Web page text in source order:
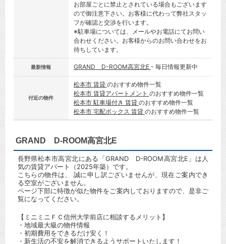
お部屋ごとに禁止とされている場合もございます
ので御注意下さい。お客様に代わって弊社スタッ
フが確認と交渉を行います。
※駐車場については、メールやお電話にてお問い
合わせください。お客様からのお問い合わせをお
待ちしています。
最新情報 GRAND D-ROOM高宮北E - 毎日情報更新中
付近の物件
松本市 賃貸 のおすすめ物件一覧
松本市 賃貸アパートメント のおすすめ物件一覧
松本市 駐車場付き 賃貸 のおすすめ物件一覧
松本市 宅配ボックス 賃貸 のおすすめ物件一覧
GRAND D-ROOM高宮北E
長野県松本市高宮北にある「GRAND D-ROOM高宮北E」は人
気の賃貸アパート（2025年築）です。
こちらの物件は、 誠に申し訳ございませんが、現在ご案内でき
る空室がございません。
ページ下部に特徴が似た物件をご案内しておりますので、是非ご
覧になってください。
【ミニミニＦＣ信州大学前店に相談するメリット】
・地域最大級の物件情報
・初期費用をできるだけ安く！
・新生活の不安を解消できるようサポートいたします！